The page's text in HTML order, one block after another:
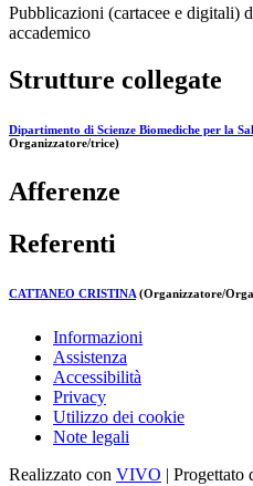
Pubblicazioni (cartacee e digitali)
accademico
Strutture collegate
Dipartimento di Scienze Biomediche per la
Organizzatore/trice)
Afferenze
Referenti
CATTANEO CRISTINA (Organizzatore/
Informazioni
Assistenza
Accessibilità
Privacy
Utilizzo dei cookie
Note legali
Realizzato con VIVO | Progettato